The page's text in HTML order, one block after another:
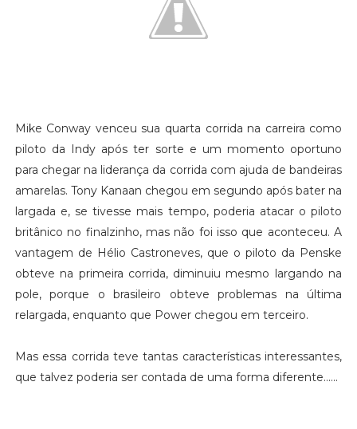
Mike Conway venceu sua quarta corrida na carreira como
piloto da Indy após ter sorte e um momento oportuno
para chegar na liderança da corrida com ajuda de bandeiras
amarelas. Tony Kanaan chegou em segundo após bater na
largada e, se tivesse mais tempo, poderia atacar o piloto
britânico no finalzinho, mas não foi isso que aconteceu. A
vantagem de Hélio Castroneves, que o piloto da Penske
obteve na primeira corrida, diminuiu mesmo largando na
pole, porque o brasileiro obteve problemas na última
relargada, enquanto que Power chegou em terceiro.
Mas essa corrida teve tantas características interessantes,
que talvez poderia ser contada de uma forma diferente......